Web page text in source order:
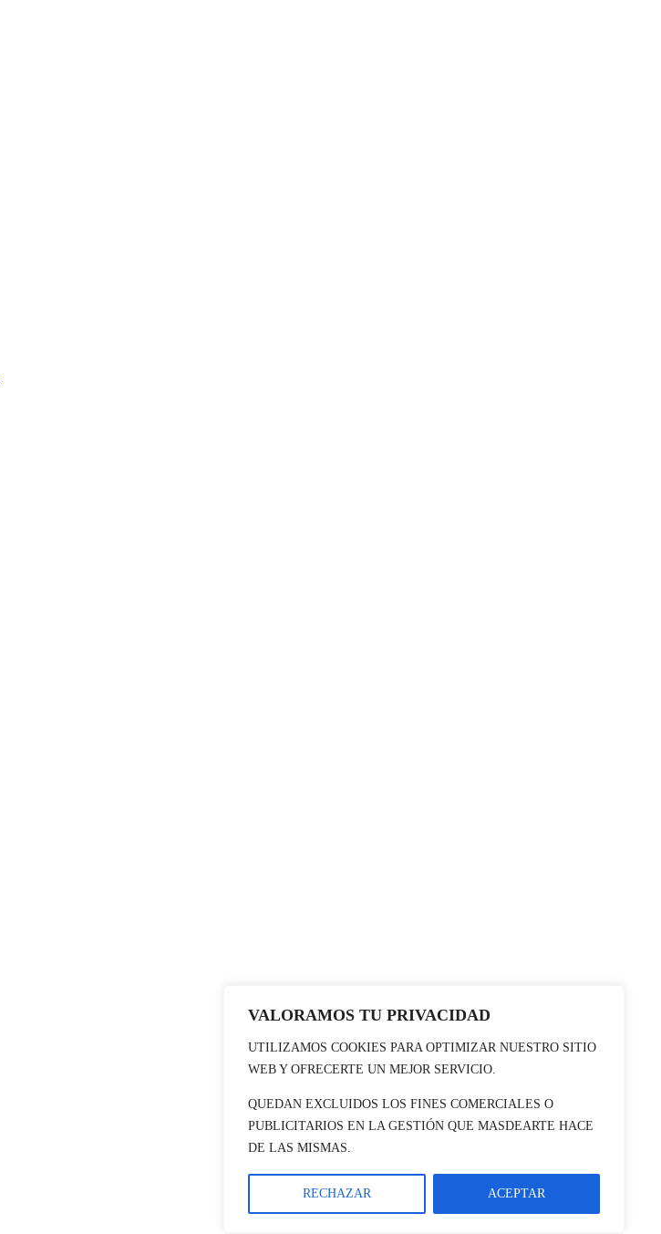
VALORAMOS TU PRIVACIDAD
UTILIZAMOS COOKIES PARA OPTIMIZAR NUESTRO SITIO
WEB Y OFRECERTE UN MEJOR SERVICIO.
QUEDAN EXCLUIDOS LOS FINES COMERCIALES O
PUBLICITARIOS EN LA GESTIÓN QUE MASDEARTE HACE
DE LAS MISMAS.
RECHAZAR ACEPTAR